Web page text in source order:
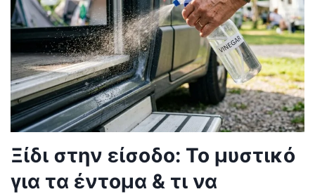
Ξίδι στην είσοδο: Το μυστικό
για τα έντομα & τι να